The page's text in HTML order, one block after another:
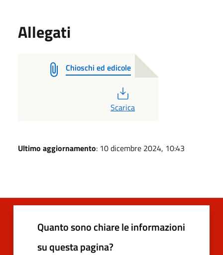
Allegati
Chioschi ed edicole
Scarica
Ultimo aggiornamento: 10 dicembre 2024, 10:43
Quanto sono chiare le informazioni
su questa pagina?